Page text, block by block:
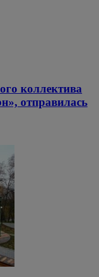
коллектива
отправилась